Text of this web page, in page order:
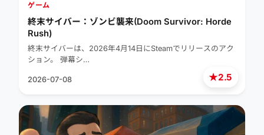
★2.5
ゲーム
終末サイバー：ゾンビ襲来(Doom Survivor: Horde
Rush)
終末サイバーは、2026年4月14日にSteamでリリースのアク
ション。 弾幕シ…
2026-07-08